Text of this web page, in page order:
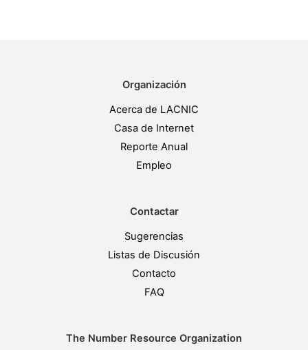
Organización
Acerca de LACNIC
Casa de Internet
Reporte Anual
Empleo
Contactar
Sugerencias
Listas de Discusión
Contacto
FAQ
The Number Resource Organization